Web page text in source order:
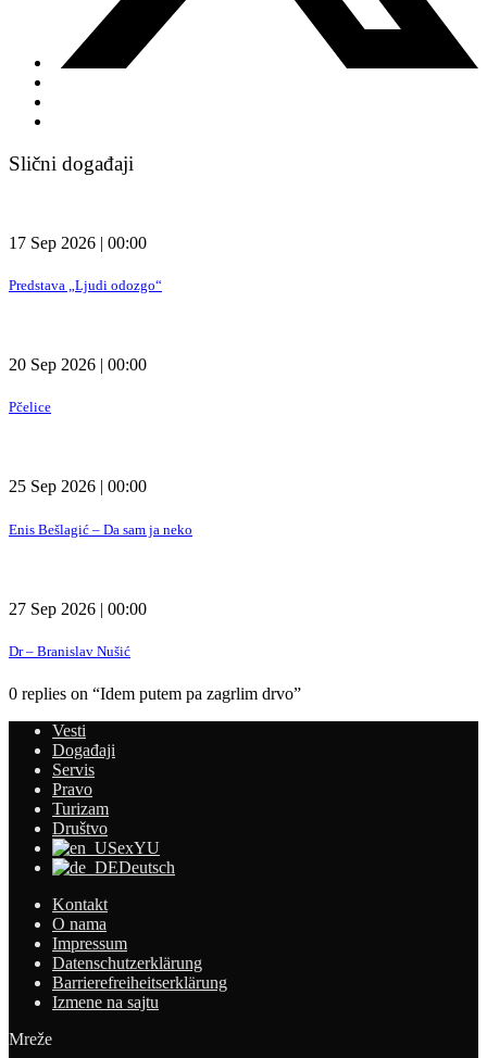
Slični događaji
17 Sep 2026 | 00:00
Predstava „Ljudi odozgo“
20 Sep 2026 | 00:00
Pčelice
25 Sep 2026 | 00:00
Enis Bešlagić – Da sam ja neko
27 Sep 2026 | 00:00
Dr – Branislav Nušić
0 replies on “Idem putem pa zagrlim drvo”
Vesti
Događaji
Servis
Pravo
Turizam
Društvo
exYU
Deutsch
Kontakt
O nama
Impressum
Datenschutzerklärung
Barrierefreiheitserklärung
Izmene na sajtu
Mreže